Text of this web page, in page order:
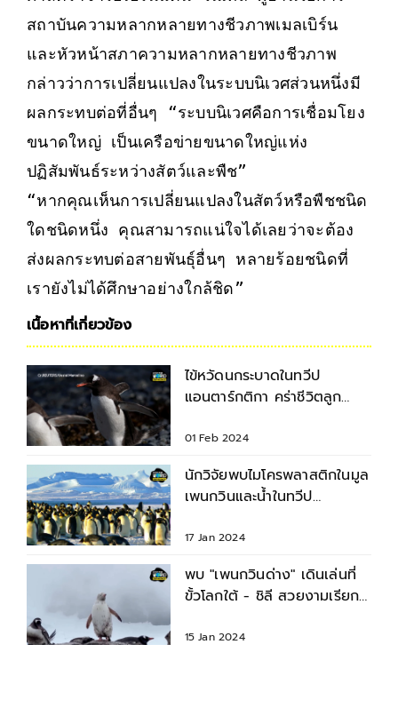
สถาบันความหลากหลายทางชีวภาพเมลเบิร์น
และหัวหน้าสภาความหลากหลายทางชีวภาพ
กล่าวว่าการเปลี่ยนแปลงในระบบนิเวศส่วนหนึ่งมี
ผลกระทบต่อที่อื่นๆ “ระบบนิเวศคือการเชื่อมโยง
ขนาดใหญ่ เป็นเครือข่ายขนาดใหญ่แห่ง
ปฏิสัมพันธ์ระหว่างสัตว์และพืช”
“หากคุณเห็นการเปลี่ยนแปลงในสัตว์หรือพืชชนิด
ใดชนิดหนึ่ง คุณสามารถแน่ใจได้เลยว่าจะต้อง
ส่งผลกระทบต่อสายพันธุ์อื่นๆ หลายร้อยชนิดที่
เรายังไม่ได้ศึกษาอย่างใกล้ชิด”
เนื้อหาที่เกี่ยวข้อง
ไข้หวัดนกระบาดในทวีป
แอนตาร์กติกา คร่าชีวิตลูก
01 Feb 2024
นักวิจัยพบไมโครพลาสติกในมูล
เพนกวินและน้ำในทวีป
17 Jan 2024
พบ "เพนกวินด่าง" เดินเล่นที่
ขั้วโลกใต้ - ชิลี สวยงามเรียก
15 Jan 2024